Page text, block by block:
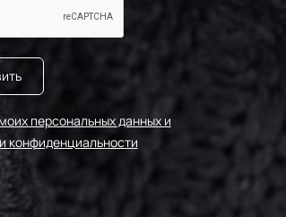
персональных данных и
конфиденциальности